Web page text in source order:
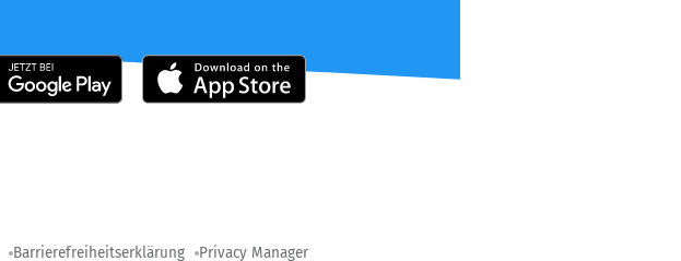
Barrierefreiheitserklärung Privacy Manager